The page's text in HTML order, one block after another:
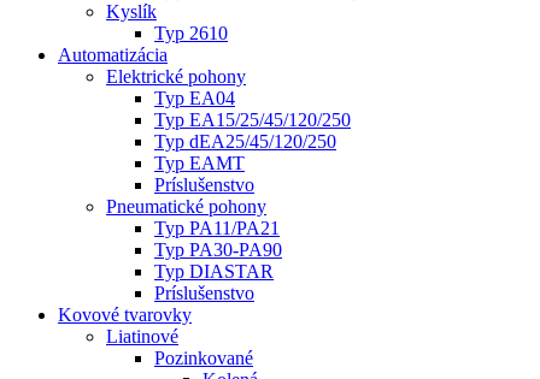
Kyslík
Typ 2610
Automatizácia
Elektrické pohony
Typ EA04
Typ EA15/25/45/120/250
Typ dEA25/45/120/250
Typ EAMT
Príslušenstvo
Pneumatické pohony
Typ PA11/PA21
Typ PA30-PA90
Typ DIASTAR
Príslušenstvo
Kovové tvarovky
Liatinové
Pozinkované